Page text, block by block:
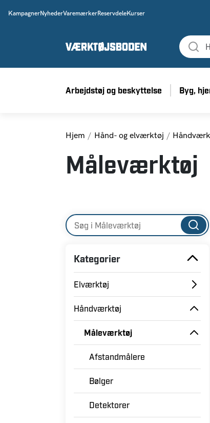
KampagnerNyhederVaremærkerReservdeleKurser
Arbejdstøj og beskyttelse Byg,
Hjem Hånd- og elværktøj
Måleværktøj
Kategorier
Elværktøj
Håndværktøj
Måleværktøj
Afstandmålere
Bølger
Detektorer